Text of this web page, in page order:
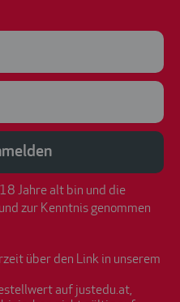
Jahre alt bin und die
zur Kenntnis genommen
über den Link in unserem
auf justedu.at,